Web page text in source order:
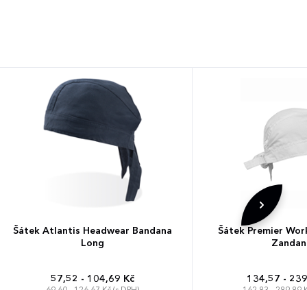
Šátek Atlantis Headwear Bandana
Long
57,52 - 104,69 Kč
Šátek Premier
134,57 -